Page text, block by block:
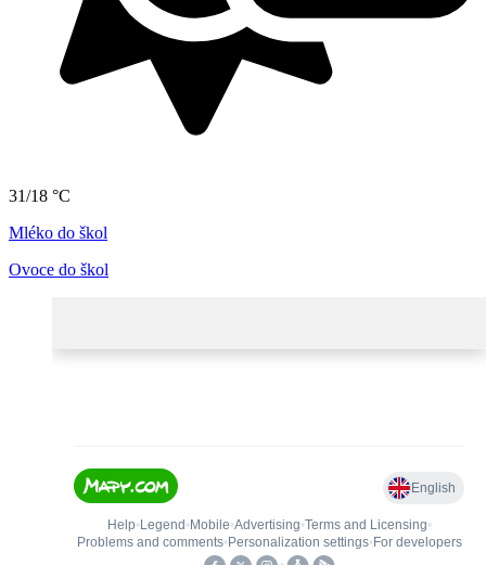
31/18 °C
Mléko do škol
Ovoce do škol